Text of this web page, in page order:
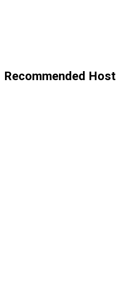
Recommended Host